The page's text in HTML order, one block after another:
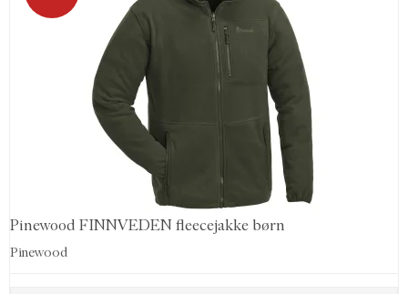
Pinewood FINNVEDEN fleecejakke børn
Pinewood